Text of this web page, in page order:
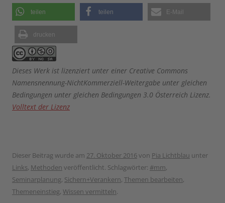
teilen teilen E-Mail
drucken
Dieses Werk ist lizenziert unter einer Creative Commons
Namensnennung-NichtKommerziell-Weitergabe unter gleichen
Bedingungen unter gleichen Bedingungen 3.0 Österreich Lizenz.
Volltext der Lizenz
Dieser Beitrag wurde am 27. Oktober 2016von Pia Lichtblau unter
Links, Methoden veröffentlicht. Schlagwörter: #mm,
Seminarplanung, Sichern+Verankern, Themen bearbeiten,
Themeneinstieg, Wissen vermitteln.